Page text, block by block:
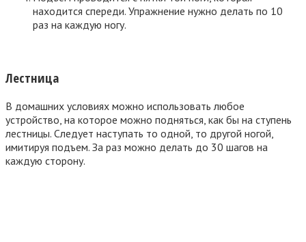
находится спереди. Упражнение нужно делать по 10
раз на каждую ногу.
Лестница
В домашних условиях можно использовать любое
устройство, на которое можно подняться, как бы на ступень
лестницы. Следует наступать то одной, то другой ногой,
имитируя подъем. За раз можно делать до 30 шагов на
каждую сторону.